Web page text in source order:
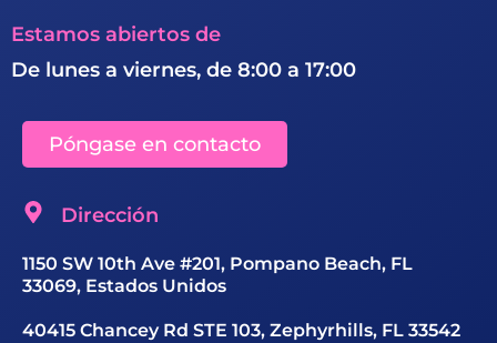
Estamos abiertos de
De lunes a viernes, de 8:00 a 17:00
Póngase en contacto
Dirección
1150 SW 10th Ave #201, Pompano Beach, FL
33069, Estados Unidos
40415 Chancey Rd STE 103, Zephyrhills, FL 33542